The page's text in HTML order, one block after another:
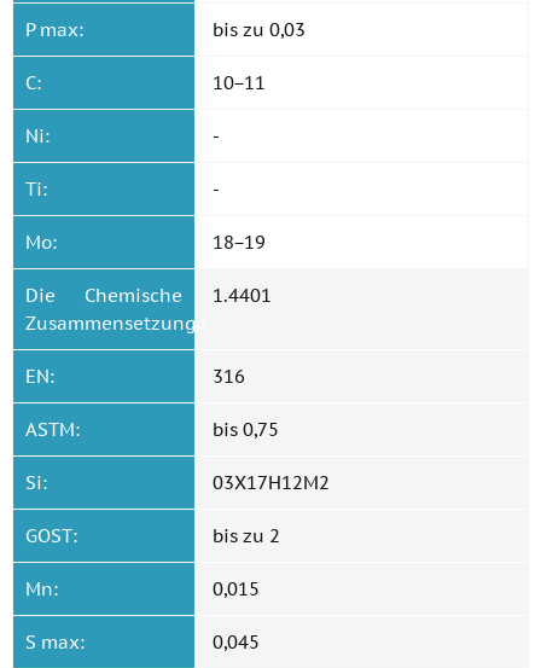
P max: bis zu 0,03
C: 10−11
Ni: -
Ti: -
Mo: 18−19
Die Chemische
Zusammensetzung.:
1.4401
EN: 316
ASTM: bis 0,75
Si: 03Х17Н12М2
GOST: bis zu 2
Mn: 0,015
S max: 0,045